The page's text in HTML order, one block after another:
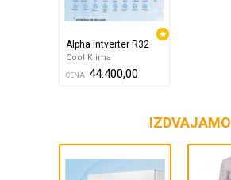
Alpha intverter R32
Cool Klima
CENA 44.400,00
IZDVAJAMO